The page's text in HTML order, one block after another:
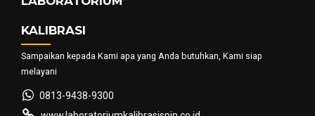
KALIBRASI
Sampaikan kepada Kami apa yang Anda butuhkan, Kami siap
melayani
0813-9438-9300